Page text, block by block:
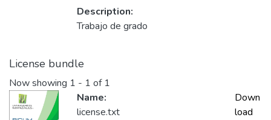
Description:
Trabajo de grado
License bundle
Now showing 1 - 1 of 1
Name:
license.txt
Down
load